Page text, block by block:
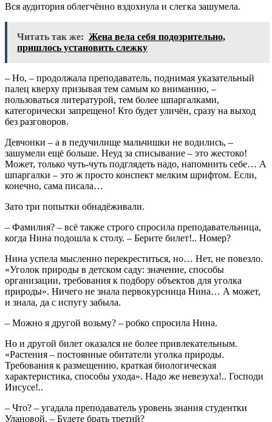
Вся аудитория облегчённо вздохнула и слегка зашумела.
Читать так же: Жена вела себя подозрительно,
пришлось установить слежку
– Но, – продолжала преподаватель, поднимая указательный
палец кверху призывая тем самым ко вниманию, –
пользоваться литературой, тем более шпаргалками,
категорически запрещено! Кто будет уличён, сразу на выход
без разговоров.
Девчонки – а в педучилище мальчишки не водились, –
зашумели ещё больше. Неуд за списывание – это жестоко!
Может, только чуть-чуть подглядеть надо, напомнить себе… А
шпаргалки – это ж просто конспект мелким шрифтом. Если,
конечно, сама писала…
Зато три попытки обнадёживали.
– Фамилия? – всё также строго спросила преподавательница,
когда Нина подошла к столу. – Берите билет!.. Номер?
Нина успела мысленно перекреститься, но… Нет, не повезло.
«Уголок природы в детском саду: значение, способы
организации, требования к подбору объектов для уголка
природы». Ничего не знала первокурсница Нина… А может,
и знала, да с испугу забыла.
– Можно я другой возьму? – робко спросила Нина.
Но и другой билет оказался не более привлекательным.
«Растения – постоянные обитатели уголка природы.
Требования к размещению, краткая биологическая
характеристика, способы ухода». Надо же невезуха!.. Господи
Иисусе!..
– Что? – угадала преподаватель уровень знания студентки
Улановой. – Будете брать третий?